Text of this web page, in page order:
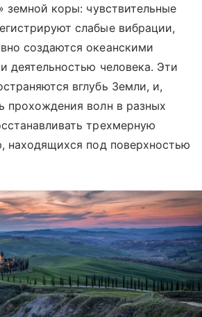
земной коры: чувствительные
слабые вибрации,
создаются океанскими
деятельностью человека. Эти
вглубь Земли, и,
прохождения волн в разных
трехмерную
находящихся под поверхностью